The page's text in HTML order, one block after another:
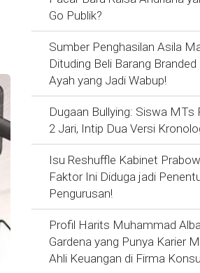
Go Publik?
Sumber Penghasilan Asila
Dituding Beli Barang Branded
Ayah yang Jadi Wabup!
Dugaan Bullying: Siswa MTs
2 Jari, Intip Dua Versi
Isu Reshuffle Kabinet
Faktor Ini Diduga jadi
Pengurusan!
Profil Harits Muhammad
Gardena yang Punya Karier
Ahli Keuangan di Firma